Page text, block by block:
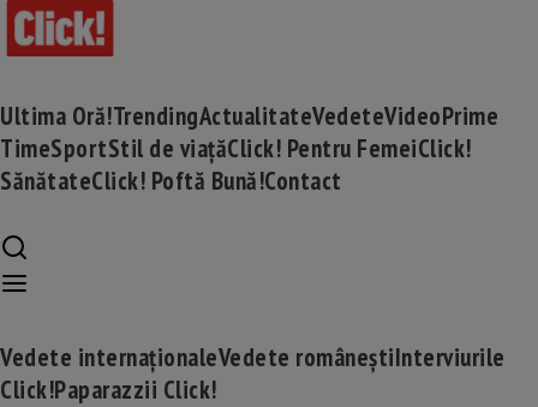
Ultima Oră!TrendingActualitateVedeteVideoPrime
TimeSportStil de viațăClick! Pentru FemeiClick!
SănătateClick! Poftă Bună!Contact
Vedete internaționaleVedete româneștiInterviurile
Click!Paparazzii Click!